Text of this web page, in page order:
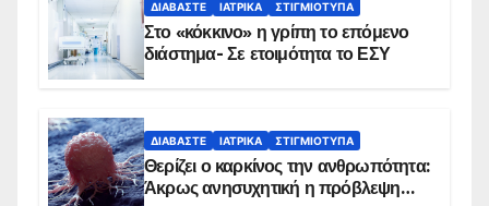
ΔΙΑΒΆΣΤΕ ΙΑΤΡΙΚΆ ΣΤΙΓΜΙΌΤΥΠΑ
Στο «κόκκινο» η γρίπη το επόμενο
διάστημα- Σε ετοιμότητα το ΕΣΥ
ΔΙΑΒΆΣΤΕ ΙΑΤΡΙΚΆ ΣΤΙΓΜΙΌΤΥΠΑ
Θερίζει ο καρκίνος την ανθρωπότητα:
Άκρως ανησυχητική η πρόβλεψη…